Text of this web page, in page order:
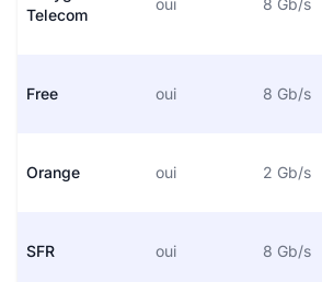
Telecom
oui 8 Gb/s
Free oui 8 Gb/s
Orange oui 2 Gb/s
SFR oui 8 Gb/s